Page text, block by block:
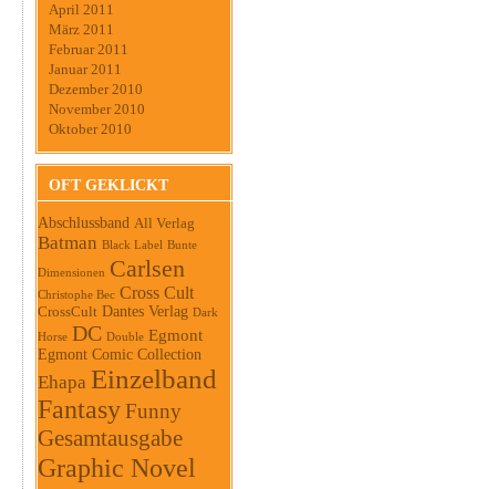
April 2011
März 2011
Februar 2011
Januar 2011
Dezember 2010
November 2010
Oktober 2010
OFT GEKLICKT
Abschlussband All Verlag
Batman Black Label Bunte
Dimensionen Carlsen
Christophe Bec Cross Cult
CrossCult Dantes Verlag Dark
Horse DC Double Egmont
Egmont Comic Collection
Ehapa Einzelband
FantasyFunny
Gesamtausgabe
Graphic Novel